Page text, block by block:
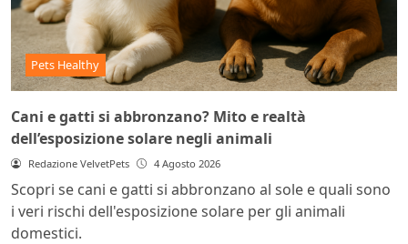
Pets Healthy
Cani e gatti si abbronzano? Mito e realtà
dell’esposizione solare negli animali
Redazione VelvetPets 4 Agosto 2026
Scopri se cani e gatti si abbronzano al sole e quali sono
i veri rischi dell'esposizione solare per gli animali
domestici.